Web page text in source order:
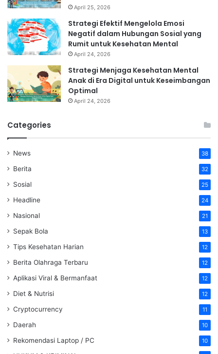
April 25, 2026
Strategi Efektif Mengelola Emosi
Negatif dalam Hubungan Sosial yang
Rumit untuk Kesehatan Mental
April 24, 2026
Strategi Menjaga Kesehatan Mental
Anak di Era Digital untuk Keseimbangan
Optimal
April 24, 2026
Categories
News 38
Berita 32
Sosial 25
Headline 24
Nasional 21
Sepak Bola 13
Tips Kesehatan Harian 12
Berita Olahraga Terbaru 12
Aplikasi Viral & Bermanfaat 12
Diet & Nutrisi 12
Cryptocurrency 11
Daerah 10
Rekomendasi Laptop / PC 10